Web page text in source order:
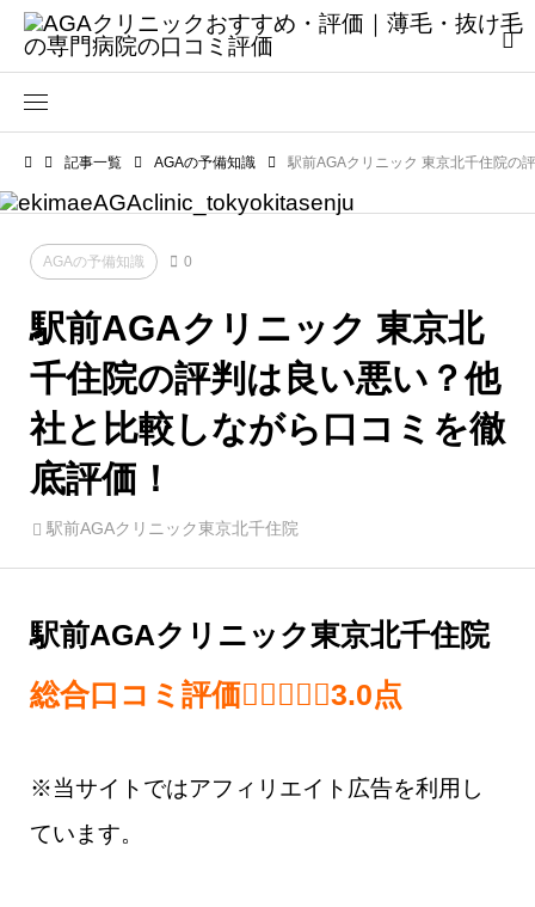
記事一覧 AGAの予備知識 駅前AGAクリニック 東京北千住院の
AGAの予備知識 0
駅前AGAクリニック 東京北
千住院の評判は良い悪い？他
社と比較しながら口コミを徹
底評価！
駅前AGAクリニック東京北千住院
駅前AGAクリニック東京北千住院
総合口コミ評価
3.0 out of 5.0
3.0点
※当サイトではアフィリエイト広告を利用し
ています。